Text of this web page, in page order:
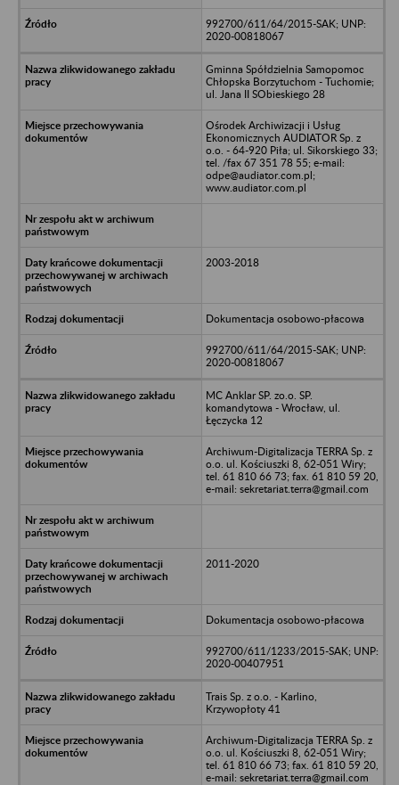
992700/611/64/2015-SAK; UNP:
2020-00818067
Gminna Spółdzielnia Samopomoc
Chłopska Borzytuchom - Tuchomie;
ul. Jana II SObieskiego 28
Ośrodek Archiwizacji i Usług
Ekonomicznych AUDIATOR Sp. z
o.o. - 64-920 Piła; ul. Sikorskiego 33;
tel. /fax 67 351 78 55; e-mail:
odpe@audiator.com.pl;
www.audiator.com.pl
2003-2018
Dokumentacja osobowo-płacowa
992700/611/64/2015-SAK; UNP:
2020-00818067
MC Anklar SP. zo.o. SP.
komandytowa - Wrocław, ul.
Łęczycka 12
Archiwum-Digitalizacja TERRA Sp. z
o.o. ul. Kościuszki 8, 62-051 Wiry;
tel. 61 810 66 73; fax. 61 810 59 20,
e-mail: sekretariat.terra@gmail.com
2011-2020
Dokumentacja osobowo-płacowa
992700/611/1233/2015-SAK; UNP:
2020-00407951
Trais Sp. z o.o. - Karlino,
Krzywopłoty 41
Archiwum-Digitalizacja TERRA Sp. z
o.o. ul. Kościuszki 8, 62-051 Wiry;
tel. 61 810 66 73; fax. 61 810 59 20,
e-mail: sekretariat.terra@gmail.com